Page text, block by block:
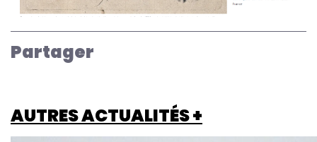
Partager
AUTRES ACTUALITÉS +